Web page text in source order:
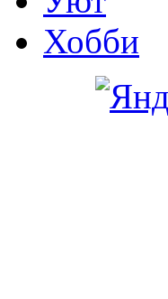
Хобби